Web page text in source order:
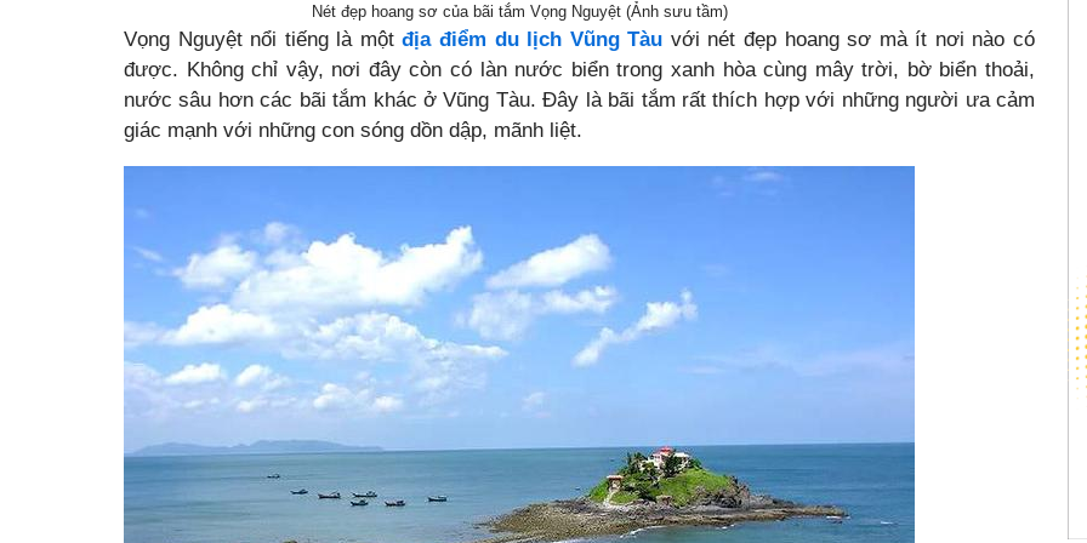
Nét đẹp hoang sơ của bãi tắm Vọng Nguyệt (Ảnh sưu tầm)
Vọng Nguyệt nổi tiếng là mộtđịa điểm du lịch Vũng Tàu với nét đẹp hoang sơ mà ít nơi nào có
được. Không chỉ vậy, nơi đây còn có làn nước biển trong xanh hòa cùng mây trời, bờ biển thoải,
nước sâu hơn các bãi tắm khác ở Vũng Tàu. Đây là bãi tắm rất thích hợp với những người ưa cảm
giác mạnh với những con sóng dồn dập, mãnh liệt.